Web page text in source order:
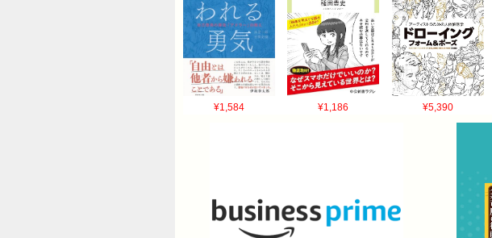
¥1,584 ¥1,186 ¥5,390